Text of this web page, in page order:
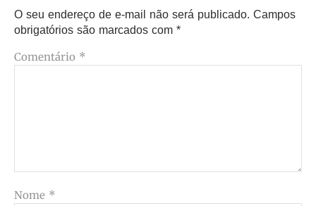
O seu endereço de e-mail não será publicado. Campos
obrigatórios são marcados com *
Comentário *
Nome *